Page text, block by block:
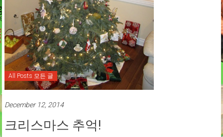
All Posts 모든 글
December 12, 2014
크리스마스 추억!